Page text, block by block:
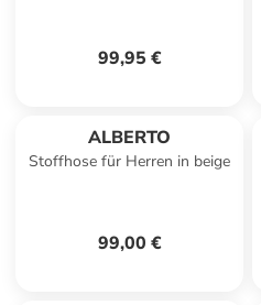
99,95 €
ALBERTO
Stoffhose für Herren in beige
99,00 €